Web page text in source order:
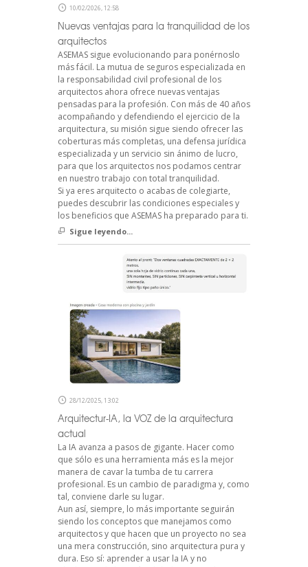
10/02/2026, 12:58
Nuevas ventajas para la tranquilidad de los
arquitectos
ASEMAS sigue evolucionando para ponérnoslo
más fácil. La mutua de seguros especializada en
la responsabilidad civil profesional de los
arquitectos ahora ofrece nuevas ventajas
pensadas para la profesión. Con más de 40 años
acompañando y defendiendo el ejercicio de la
arquitectura, su misión sigue siendo ofrecer las
coberturas más completas, una defensa jurídica
especializada y un servicio sin ánimo de lucro,
para que los arquitectos nos podamos centrar
en nuestro trabajo con total tranquilidad.
Si ya eres arquitecto o acabas de colegiarte,
puedes descubrir las condiciones especiales y
los beneficios que ASEMAS ha preparado para ti.
Sigue leyendo...
28/12/2025, 13:02
Arquitectur-IA, la VOZ de la arquitectura
actual
La IA avanza a pasos de gigante. Hacer como
que sólo es una herramienta más es la mejor
manera de cavar la tumba de tu carrera
profesional. Es un cambio de paradigma y, como
tal, conviene darle su lugar.
Aun así, siempre, lo más importante seguirán
siendo los conceptos que manejamos como
arquitectos y que hacen que un proyecto no sea
una mera construcción, sino arquitectura pura y
dura. Eso sí: aprender a usar la IA y no